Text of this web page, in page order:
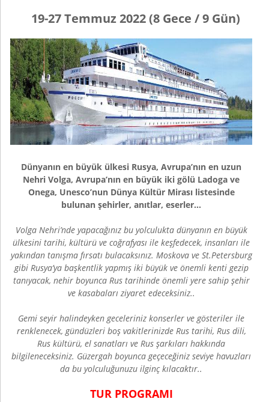
19-27 Temmuz2022(8 Gece /9 Gün)
Dünyanın en büyük ülkesi Rusya, Avrupa’nın en uzun
Nehri Volga, Avrupa’nın en büyük iki gölü Ladoga ve
Onega, Unesco’nun Dünya Kültür Mirası listesinde
bulunan şehirler, anıtlar, eserler…
Volga Nehri’nde yapacağınız bu yolculukta dünyanın en büyük
ülkesini tarihi, kültürü ve coğrafyası ile keşfedecek, insanları ile
yakından tanışma fırsatı bulacaksınız. Moskova ve St.Petersburg
gibi Rusya’ya başkentlik yapmış iki büyük ve önemli kenti gezip
tanıyacak, nehir boyunca Rus tarihinde önemli yere sahip şehir
ve kasabaları ziyaret edeceksiniz..
Gemi seyir halindeyken geceleriniz konserler ve gösteriler ile
renklenecek, gündüzleri boş vakitlerinizde Rus tarihi, Rus dili,
Rus kültürü, el sanatları ve Rus şarkıları hakkında
bilgileneceksiniz. Güzergah boyunca geçeceğiniz seviye havuzları
da bu yolculuğunuzu ilginç kılacaktır..
TUR PROGRAMI